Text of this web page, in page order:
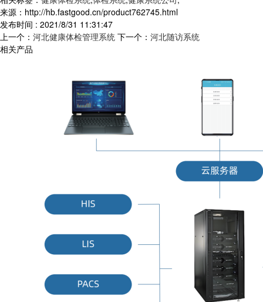
来源：http://hb.fastgood.cn/product762745.html
发布时间 : 2021/8/31 11:31:47
上一个： 河北健康体检管理系统 下一个： 河北随访系统
相关产品